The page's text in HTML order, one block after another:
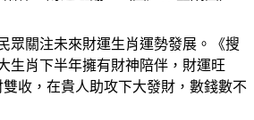
眾關注未來財運生肖運勢發展。《搜
生肖下半年擁有財神陪伴，財運旺
收，在貴人助攻下大發財，數錢數不